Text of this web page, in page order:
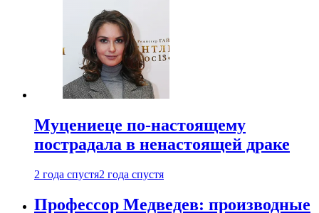
Муцениеце по-настоящему
пострадала в ненастоящей драке
2 года спустя2 года спустя
Профессор Медведев: производные